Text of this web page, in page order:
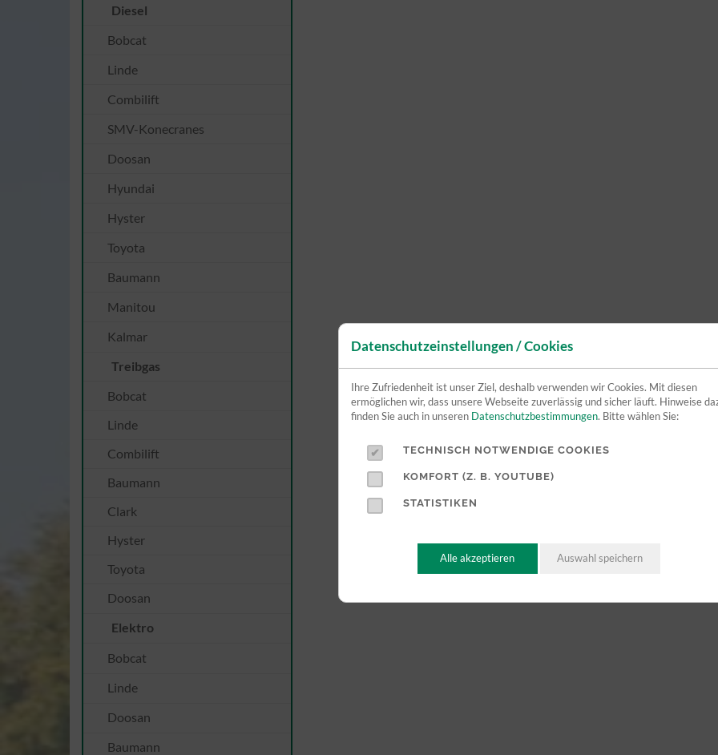
Diesel
Bobcat
Linde
Combilift
SMV-Konecranes
Doosan
Hyundai
Hyster
Toyota
Baumann
Manitou
Kalmar
Treibgas
Bobcat
Linde
Combilift
Baumann
Clark
Hyster
Toyota
Doosan
Elektro
Bobcat
Linde
Doosan
Baumann
Datenschutzeinstellungen / Cookies
Ihre Zufriedenheit ist unser Ziel, deshalb verwenden wir Cookies. Mit diesen
ermöglichen wir, dass unsere Webseite zuverlässig und sicher läuft. Hinweise
finden Sie auch in unseren Datenschutzbestimmungen. Bitte wählen Sie:
TECHNISCH NOTWENDIGE COOKIES
KOMFORT (Z. B. YOUTUBE)
STATISTIKEN
Alle akzeptieren Auswahl speichern